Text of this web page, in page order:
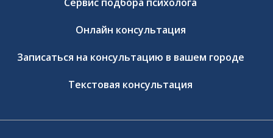
Онлайн консультация
Записаться на консультацию в вашем городе
Текстовая консультация